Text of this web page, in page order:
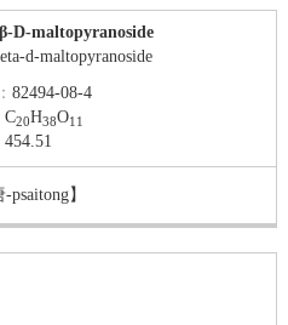
D-maltopyranoside
d-maltopyranoside
82494-08-4
C20H38O11
454.51
-psaitong】